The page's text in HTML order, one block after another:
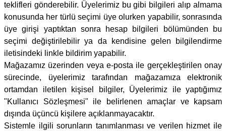
teklifleri gönderebilir. Üyelerimiz bu gibi bilgileri alıp almama
konusunda her türlü seçimi üye olurken yapabilir, sonrasında
üye girişi yaptıktan sonra hesap bilgileri bölümünden bu
seçimi değiştirilebilir ya da kendisine gelen bilgilendirme
iletisindeki linkle bildirim yapabilir.
Mağazamız üzerinden veya e-posta ile gerçekleştirilen onay
sürecinde, üyelerimiz tarafından mağazamıza elektronik
ortamdan iletilen kişisel bilgiler, Üyelerimiz ile yaptığımız
"Kullanıcı Sözleşmesi" ile belirlenen amaçlar ve kapsam
dışında üçüncü kişilere açıklanmayacaktır.
Sistemle ilgili sorunların tanımlanması ve verilen hizmet ile